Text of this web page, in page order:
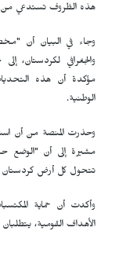
هذه الظروف تستدعي من
وجاء في البيان أن
والجغرافي لكردستان،
مؤكدة أن هذه
الوطنية.
وحذرت المنصة من أن
مشيرة إلى أن "الوضع
تتحول كل أرض كردستان
وأكدت أن حماية
الأهداف القومية،